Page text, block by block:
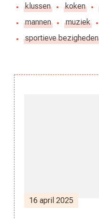
klussen
koken
mannen
muziek
sportieve bezigheden
16 april 2025